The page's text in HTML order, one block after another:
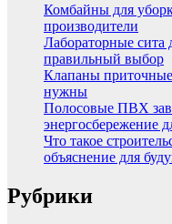
Комбайны для
производители
Лабораторные сита
правильный выбор
Клапаны приточные
нужны
Полосовые ПВХ
энергосбережение
Что такое
объяснение для
Рубрики